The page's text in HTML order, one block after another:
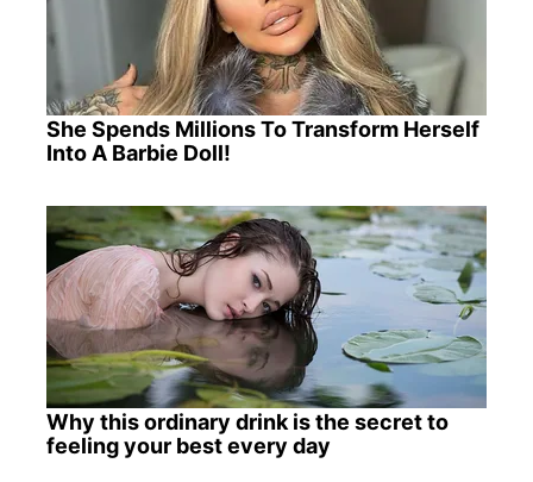
She Spends Millions To Transform Herself
Into A Barbie Doll!
Why this ordinary drink is the secret to
feeling your best every day